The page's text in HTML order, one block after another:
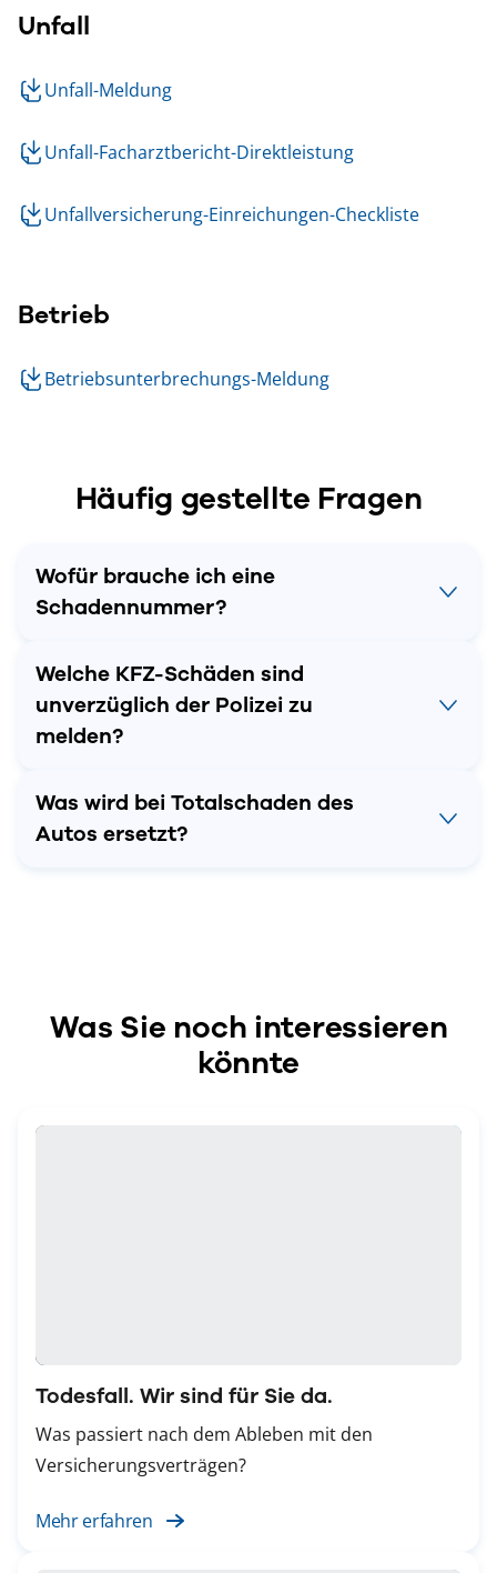
Unfall
Unfall-Meldung
Unfall-Facharztbericht-Direktleistung
Unfallversicherung-Einreichungen-Checkliste
Betrieb
Betriebsunterbrechungs-Meldung
Häufig gestellte Fragen
Wofür brauche ich eine
Schadennummer?
Welche KFZ-Schäden sind
unverzüglich der Polizei zu
melden?
Was wird bei Totalschaden des
Autos ersetzt?
Was Sie noch interessieren
könnte
Todesfall. Wir sind für Sie da.
Was passiert nach dem Ableben mit den
Versicherungsverträgen?
Mehr erfahren